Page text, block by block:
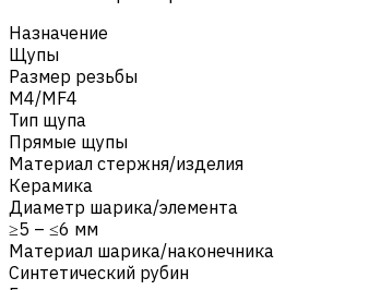
Назначение
Щупы
Размер резьбы
M4/MF4
Тип щупа
Прямые щупы
Материал стержня/изделия
Керамика
Диаметр шарика/элемента
≥5 – ≤6 мм
Материал шарика/наконечника
Синтетический рубин